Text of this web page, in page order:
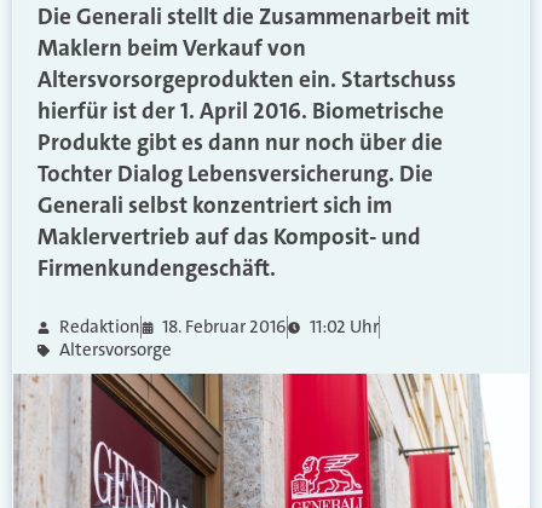
Die Generali stellt die Zusammenarbeit mit
Maklern beim Verkauf von
Altersvorsorgeprodukten ein. Startschuss
hierfür ist der 1. April 2016. Biometrische
Produkte gibt es dann nur noch über die
Tochter Dialog Lebensversicherung. Die
Generali selbst konzentriert sich im
Maklervertrieb auf das Komposit- und
Firmenkundengeschäft.
Redaktion 18. Februar 2016
11:02 Uhr
Altersvorsorge